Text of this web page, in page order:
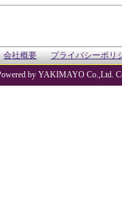
会社概要 プライバシーポリ
by YAKIMAYO Co.,Ltd.